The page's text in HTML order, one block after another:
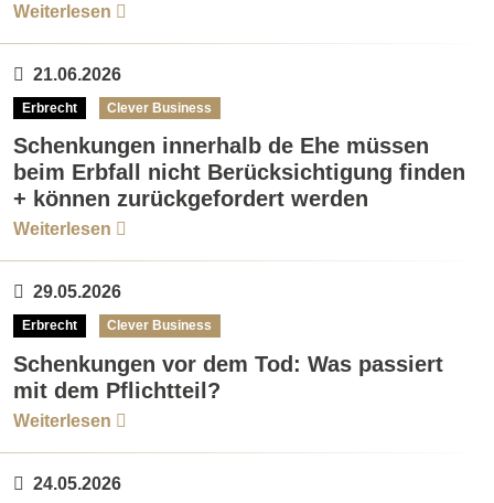
Weiterlesen
21.06.2026
Erbrecht Clever Business
Schenkungen innerhalb de Ehe müssen
beim Erbfall nicht Berücksichtigung finden
+ können zurückgefordert werden
Weiterlesen
29.05.2026
Erbrecht Clever Business
Schenkungen vor dem Tod: Was passiert
mit dem Pflichtteil?
Weiterlesen
24.05.2026